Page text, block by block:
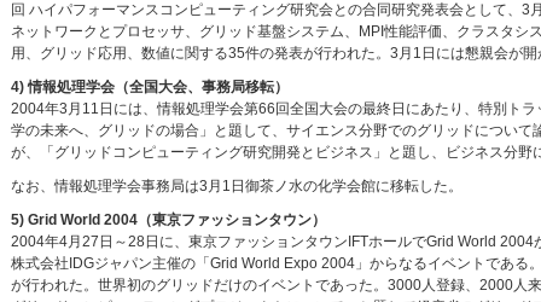
回 ハイパフォーマンスコンピューティング研究会との合同研究発表会として、
ネットワークとプロセッサ、グリッド基盤システム、MPI性能評価、クラスタ
用、グリッド応用、数値に関する35件の発表が行われた。3月1日には懇親会が
4) 情報処理学会（全国大会、事務局移転）
2004年3月11日には、情報処理学会第66回全国大会の最終日にあたり、特別ト
学の未来へ、グリッドの場合」と題して、サイエンス分野でのグリッドについ
が、「グリッドコンピューティング研究開発とビジネス」と題し、ビジネス分
なお、情報処理学会事務局は3月1日御茶ノ水の化学会館に移転した。
5) Grid World 2004（東京ファッションタウン）
2004年4月27日～28日に、東京ファッションタウンIFTホールでGrid World
株式会社IDGジャパン主催の「Grid World Expo 2004」からなるイベントであ
が行われた。世界初のグリッドだけのイベントであった。3000人登録、2000人